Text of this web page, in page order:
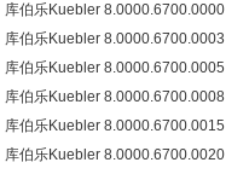
库伯乐Kuebler 8.0000.6700.0000
库伯乐Kuebler 8.0000.6700.0003
库伯乐Kuebler 8.0000.6700.0005
库伯乐Kuebler 8.0000.6700.0008
库伯乐Kuebler 8.0000.6700.0015
库伯乐Kuebler 8.0000.6700.0020